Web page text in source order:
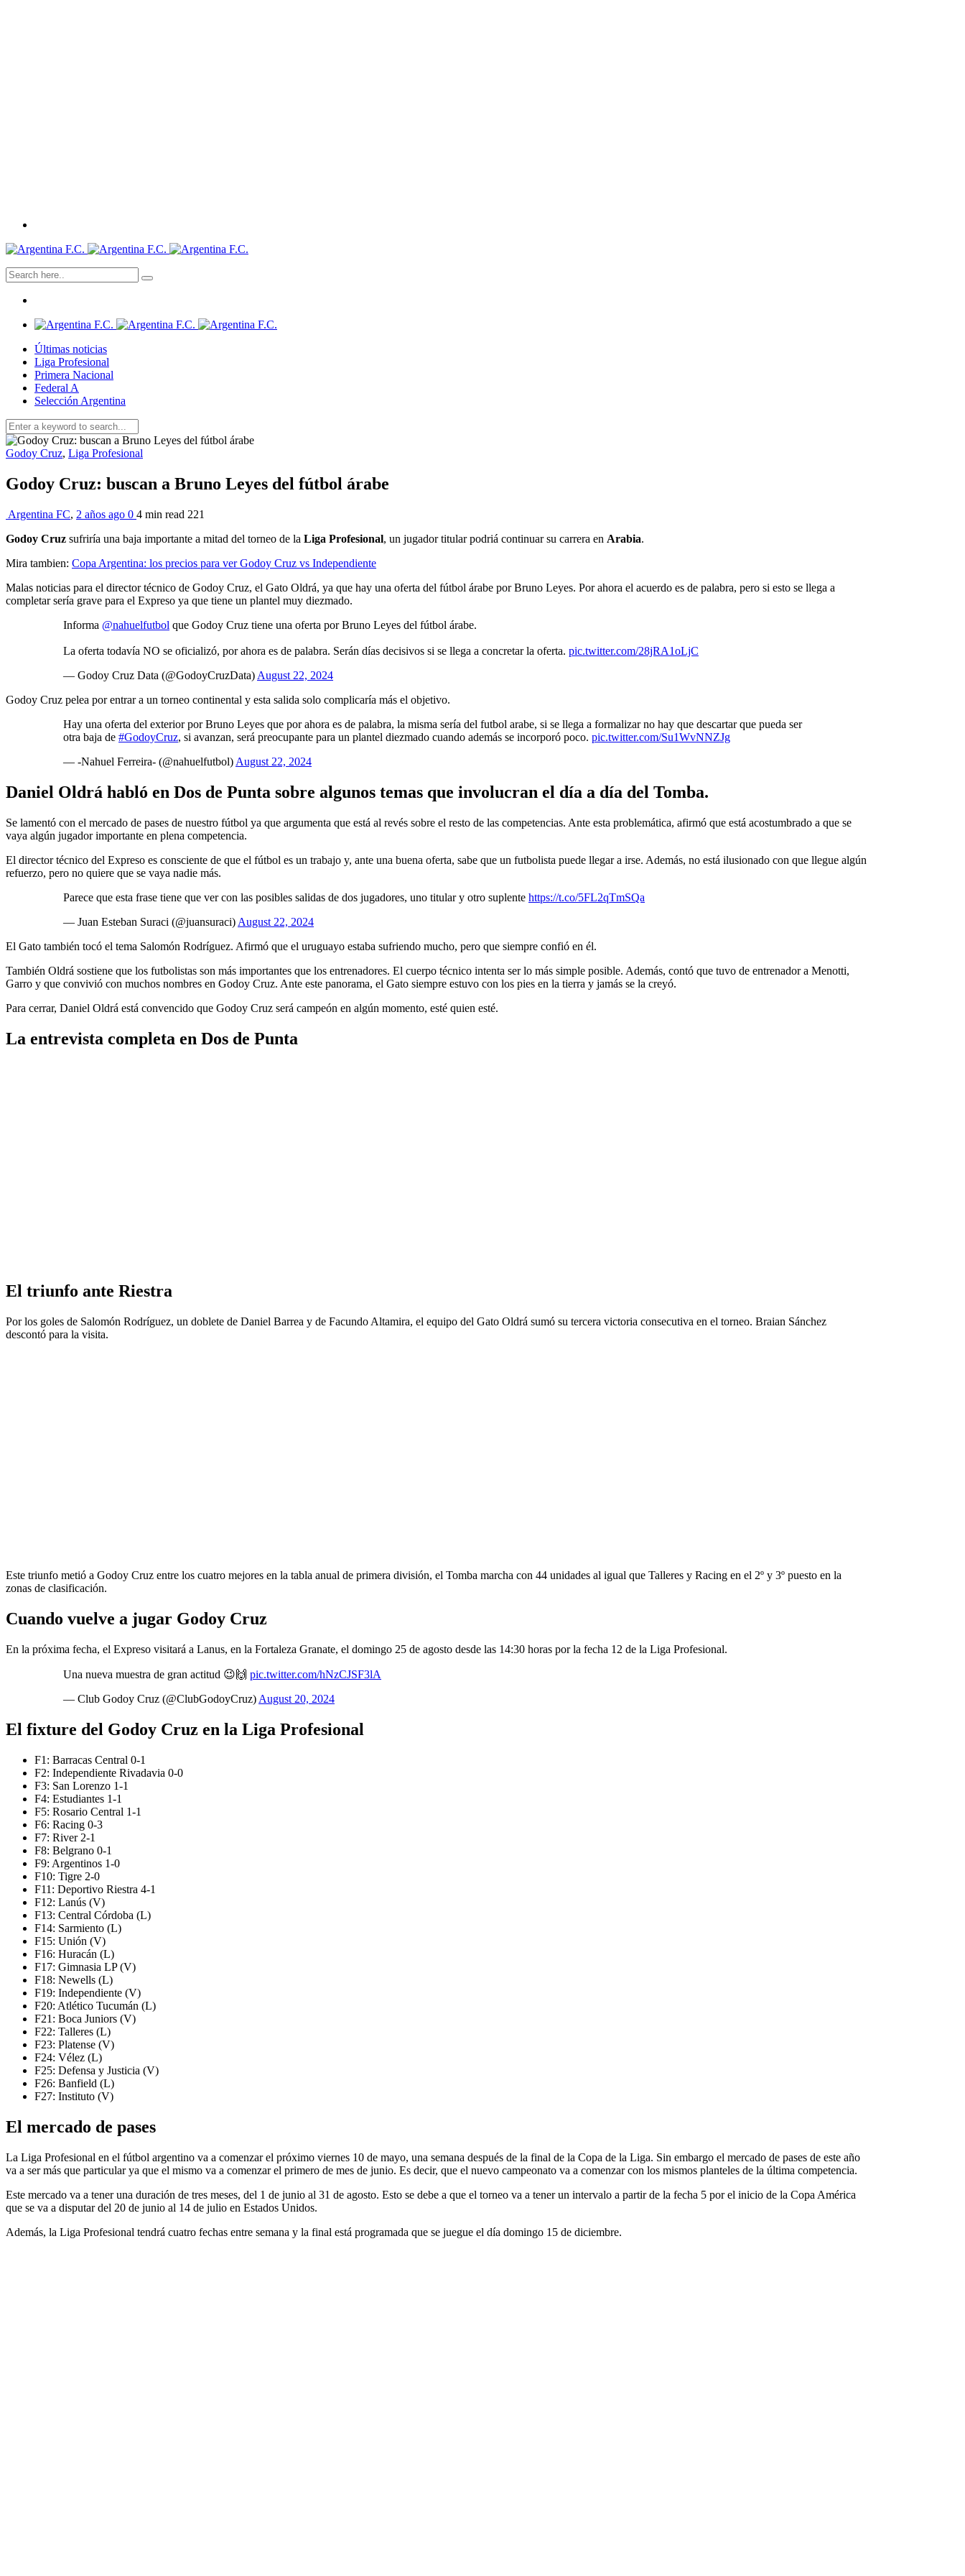
Últimas noticias
Liga Profesional
Primera Nacional
Federal A
Selección Argentina
Godoy Cruz, Liga Profesional
Godoy Cruz: buscan a Bruno Leyes del fútbol árabe
Argentina FC, 2 años ago 0 4 min read 221
Godoy Cruz sufriría una baja importante a mitad del torneo de la Liga Profesional, un jugador titular podriá continuar su carrera en Arabia.
Mira tambien: Copa Argentina: los precios para ver Godoy Cruz vs Independiente
Malas noticias para el director técnico de Godoy Cruz, el Gato Oldrá, ya que hay una oferta del fútbol árabe por Bruno Leyes. Por ahora el acuerdo es de palabra, pero si esto se llega a
completar sería grave para el Expreso ya que tiene un plantel muy diezmado.
Informa @nahuelfutbol que Godoy Cruz tiene una oferta por Bruno Leyes del fútbol árabe.
La oferta todavía NO se oficializó, por ahora es de palabra. Serán días decisivos si se llega a concretar la oferta. pic.twitter.com/28jRA1oLjC
— Godoy Cruz Data (@GodoyCruzData) August 22, 2024
Godoy Cruz pelea por entrar a un torneo continental y esta salida solo complicaría más el objetivo.
Hay una oferta del exterior por Bruno Leyes que por ahora es de palabra, la misma sería del futbol arabe, si se llega a formalizar no hay que descartar que pueda ser
otra baja de #GodoyCruz, si avanzan, será preocupante para un plantel diezmado cuando además se incorporó poco. pic.twitter.com/Su1WvNNZJg
— -Nahuel Ferreira- (@nahuelfutbol) August 22, 2024
Daniel Oldrá habló en Dos de Punta sobre algunos temas que involucran el día a día del Tomba.
Se lamentó con el mercado de pases de nuestro fútbol ya que argumenta que está al revés sobre el resto de las competencias. Ante esta problemática, afirmó que está acostumbrado a que se
vaya algún jugador importante en plena competencia.
El director técnico del Expreso es consciente de que el fútbol es un trabajo y, ante una buena oferta, sabe que un futbolista puede llegar a irse. Además, no está ilusionado con que llegue algún
refuerzo, pero no quiere que se vaya nadie más.
Parece que esta frase tiene que ver con las posibles salidas de dos jugadores, uno titular y otro suplente https://t.co/5FL2qTmSQa
— Juan Esteban Suraci (@juansuraci) August 22, 2024
El Gato también tocó el tema Salomón Rodríguez. Afirmó que el uruguayo estaba sufriendo mucho, pero que siempre confió en él.
También Oldrá sostiene que los futbolistas son más importantes que los entrenadores. El cuerpo técnico intenta ser lo más simple posible. Además, contó que tuvo de entrenador a Menotti,
Garro y que convivió con muchos nombres en Godoy Cruz. Ante este panorama, el Gato siempre estuvo con los pies en la tierra y jamás se la creyó.
Para cerrar, Daniel Oldrá está convencido que Godoy Cruz será campeón en algún momento, esté quien esté.
La entrevista completa en Dos de Punta
El triunfo ante Riestra
Por los goles de Salomón Rodríguez, un doblete de Daniel Barrea y de Facundo Altamira, el equipo del Gato Oldrá sumó su tercera victoria consecutiva en el torneo. Braian Sánchez
descontó para la visita.
Este triunfo metió a Godoy Cruz entre los cuatro mejores en la tabla anual de primera división, el Tomba marcha con 44 unidades al igual que Talleres y Racing en el 2º y 3º puesto en la
zonas de clasificación.
Cuando vuelve a jugar Godoy Cruz
En la próxima fecha, el Expreso visitará a Lanus, en la Fortaleza Granate, el domingo 25 de agosto desde las 14:30 horas por la fecha 12 de la Liga Profesional.
Una nueva muestra de gran actitud 😉🙌 pic.twitter.com/hNzCJSF3lA
— Club Godoy Cruz (@ClubGodoyCruz) August 20, 2024
El fixture del Godoy Cruz en la Liga Profesional
F1: Barracas Central 0-1
F2: Independiente Rivadavia 0-0
F3: San Lorenzo 1-1
F4: Estudiantes 1-1
F5: Rosario Central 1-1
F6: Racing 0-3
F7: River 2-1
F8: Belgrano 0-1
F9: Argentinos 1-0
F10: Tigre 2-0
F11: Deportivo Riestra 4-1
F12: Lanús (V)
F13: Central Córdoba (L)
F14: Sarmiento (L)
F15: Unión (V)
F16: Huracán (L)
F17: Gimnasia LP (V)
F18: Newells (L)
F19: Independiente (V)
F20: Atlético Tucumán (L)
F21: Boca Juniors (V)
F22: Talleres (L)
F23: Platense (V)
F24: Vélez (L)
F25: Defensa y Justicia (V)
F26: Banfield (L)
F27: Instituto (V)
El mercado de pases
La Liga Profesional en el fútbol argentino va a comenzar el próximo viernes 10 de mayo, una semana después de la final de la Copa de la Liga. Sin embargo el mercado de pases de este año
va a ser más que particular ya que el mismo va a comenzar el primero de mes de junio. Es decir, que el nuevo campeonato va a comenzar con los mismos planteles de la última competencia.
Este mercado va a tener una duración de tres meses, del 1 de junio al 31 de agosto. Esto se debe a que el torneo va a tener un intervalo a partir de la fecha 5 por el inicio de la Copa América
que se va a disputar del 20 de junio al 14 de julio en Estados Unidos.
Además, la Liga Profesional tendrá cuatro fechas entre semana y la final está programada que se juegue el día domingo 15 de diciembre.